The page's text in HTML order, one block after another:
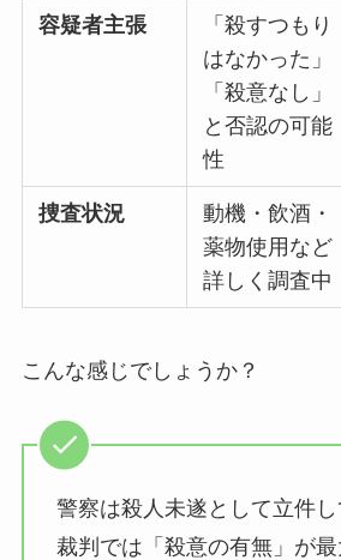
容疑者主張
「殺すつもり
はなかった」
「殺意なし」
と否認の可能
性
捜査状況
動機・飲酒・
薬物使用など
詳しく調査中
こんな感じでしょうか？
警察は殺人未遂として立件し
裁判では「殺意の有無」が